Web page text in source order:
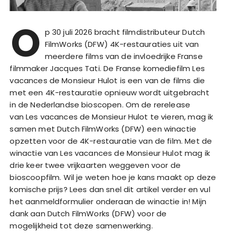
O p 30 juli 2026 bracht filmdistributeur Dutch
FilmWorks (DFW) 4K-restauraties uit van
meerdere films van de invloedrijke Franse
filmmaker Jacques Tati. De Franse komediefilm Les
vacances de Monsieur Hulot is een van de films die
met een 4K-restauratie opnieuw wordt uitgebracht
in de Nederlandse bioscopen. Om de rerelease
van Les vacances de Monsieur Hulot te vieren, mag ik
samen met Dutch FilmWorks (DFW) een winactie
opzetten voor de 4K-restauratie van de film. Met de
winactie van Les vacances de Monsieur Hulot mag ik
drie keer twee vrijkaarten weggeven voor de
bioscoopfilm. Wil je weten hoe je kans maakt op deze
komische prijs? Lees dan snel dit artikel verder en vul
het aanmeldformulier onderaan de winactie in! Mijn
dank aan Dutch FilmWorks (DFW) voor de
mogelijkheid tot deze samenwerking.